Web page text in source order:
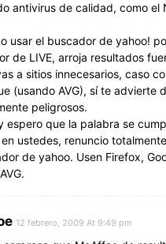
antivirus de calidad, como el
usar el buscador de yahoo!
de LIVE, arroja resultados
a sitios innecesarios, caso
(usando AVG), sí te advierte
peligrosos.
espero que la palabra se
ustedes, renuncio
de yahoo. Usen Firefox,
12 febrero, 2009 At 9:49 pm